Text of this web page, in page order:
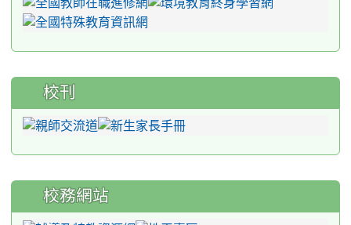
校刊
校務網站